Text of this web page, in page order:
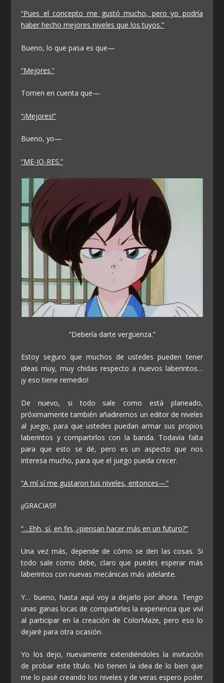
“Pues el concepto me gustó mucho, pero yo podría
haber hecho mejores niveles que los tuyos.”
Bueno, lo que pasa es que—
“Mejores.”
Tomen en cuenta que—
“¡Mejores!”
Bueno, yo—
“ME-JO-RES.”
“Debería darte vergüenza.”
Estoy seguro que muchos de ustedes pueden tener
ideas muy, muy chidas respecto a nuevos laberintos…
¡y eso tiene remedio!
De nuevo, si todo sale como está planeado,
próximamente también añadiremos un editor de niveles
al juego, para que ustedes puedan armar sus propios
laberintos y compartirlos con la banda. Todavía falta
para que esto se dé, pero es un aspecto que nos
interesa mucho, para que el juego pueda crecer.
“A mí sí me gustaron tus niveles, entonces—”
¡¡GRACIAS!!
“…Ehh, sí, en fin, ¿piensan hacer más en un futuro?”
Una vez más, depende de cómo se den las cosas. Si
todo sale como debe, claro que puedes esperar más
laberintos con nuevas mecánicas más adelante.
Y… bueno, hasta aquí voy a dejarlo por ahora. Tengo
unas ganas locas de compartirles la experiencia que viví
al participar en la creación de ColorMaze, pero eso lo
dejaré para otra ocasión.
Yo los dejo, nuevamente extendiéndoles la invitación
de probar este título. No tienen la idea de lo bien que
me lo pasé creando los niveles y de veras espero poder